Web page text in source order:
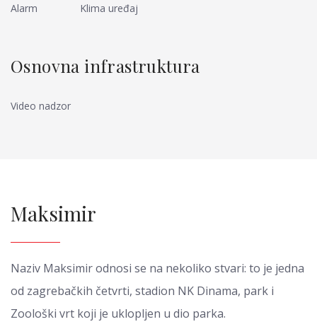
Alarm Klima uređaj
Osnovna infrastruktura
Video nadzor
Maksimir
Naziv Maksimir odnosi se na nekoliko stvari: to je jedna
od zagrebačkih četvrti, stadion NK Dinama, park i
Zoološki vrt koji je uklopljen u dio parka.